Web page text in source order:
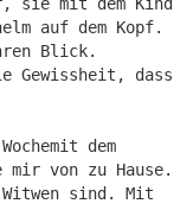
auf dem Kopf.
Blick.
Gewissheit, dass
dem
von zu Hause.
sind. Mit